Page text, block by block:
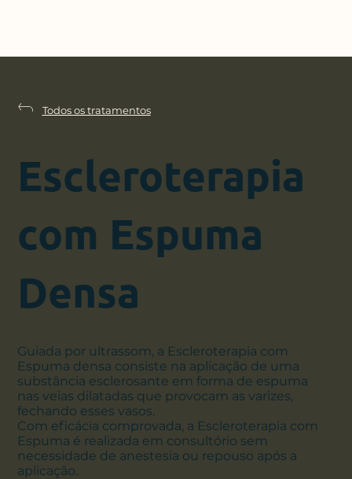
Escleroterapia
com Espuma
Densa
Guiada por ultrassom, a Escleroterapia com
Espuma densa consiste na aplicação de uma
substância esclerosante em forma de espuma
nas veias dilatadas que provocam as varizes,
fechando esses vasos.
Com eficácia comprovada, a Escleroterapia com
Espuma é realizada em consultório sem
necessidade de anestesia ou repouso após a
aplicação.
Todos os tratamentos